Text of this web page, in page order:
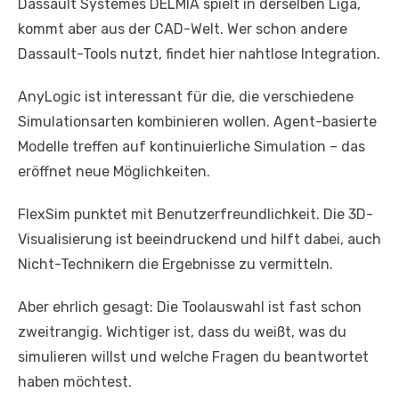
Dassault Systèmes DELMIA spielt in derselben Liga,
kommt aber aus der CAD-Welt. Wer schon andere
Dassault-Tools nutzt, findet hier nahtlose Integration.
AnyLogic ist interessant für die, die verschiedene
Simulationsarten kombinieren wollen. Agent-basierte
Modelle treffen auf kontinuierliche Simulation – das
eröffnet neue Möglichkeiten.
FlexSim punktet mit Benutzerfreundlichkeit. Die 3D-
Visualisierung ist beeindruckend und hilft dabei, auch
Nicht-Technikern die Ergebnisse zu vermitteln.
Aber ehrlich gesagt: Die Toolauswahl ist fast schon
zweitrangig. Wichtiger ist, dass du weißt, was du
simulieren willst und welche Fragen du beantwortet
haben möchtest.